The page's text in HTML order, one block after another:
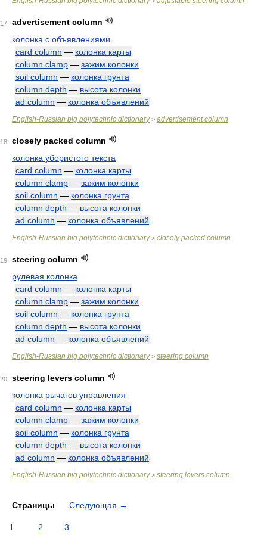
17
advertisement column
колонка с объявлениями
card column — колонка карты
column clamp — зажим колонки
soil column — колонка грунта
column depth — высота колонки
ad column — колонка объявлений
English-Russian big polytechnic dictionary> advertisement column
18
closely packed column
колонка убористого текста
card column — колонка карты
column clamp — зажим колонки
soil column — колонка грунта
column depth — высота колонки
ad column — колонка объявлений
English-Russian big polytechnic dictionary> closely packed column
19
steering column
рулевая колонка
card column — колонка карты
column clamp — зажим колонки
soil column — колонка грунта
column depth — высота колонки
ad column — колонка объявлений
English-Russian big polytechnic dictionary> steering column
20
steering levers column
колонка рычагов управления
card column — колонка карты
column clamp — зажим колонки
soil column — колонка грунта
column depth — высота колонки
ad column — колонка объявлений
English-Russian big polytechnic dictionary> steering levers column
Страницы Следующая →
1 2 3